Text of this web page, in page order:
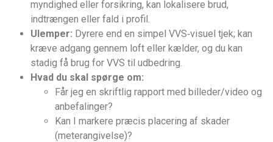
myndighed eller forsikring, kan lokalisere brud,
indtrængen eller fald i profil.
Ulemper: Dyrere end en simpel VVS‑visuel tjek; kan
kræve adgang gennem loft eller kælder, og du kan
stadig få brug for VVS til udbedring.
Hvad du skal spørge om:
Får jeg en skriftlig rapport med billeder/video og
anbefalinger?
Kan I markere præcis placering af skader
(meterangivelse)?